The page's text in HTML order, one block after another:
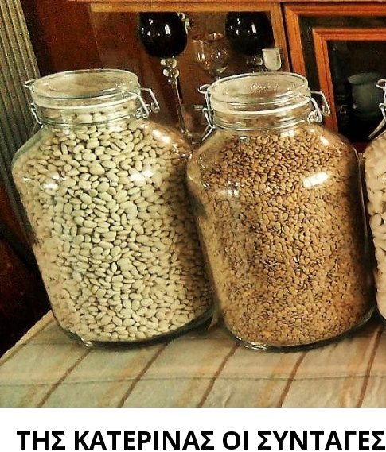
ΤΗΣ ΚΑΤΕΡΙΝΑΣ ΟΙ ΣΥΝΤΑΓΕΣ